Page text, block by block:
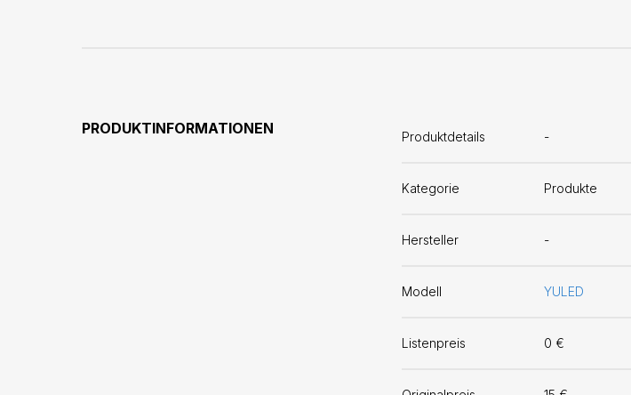
PRODUKTINFORMATIONEN
Produktdetails -
Kategorie Produkte
Hersteller -
Modell YULED
Listenpreis 0 €